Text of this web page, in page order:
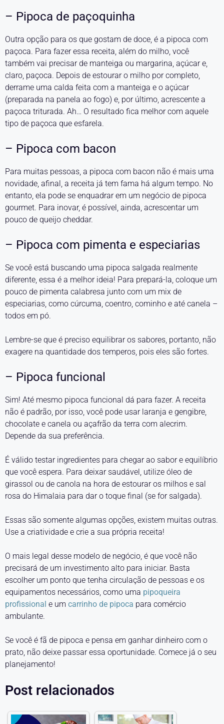
– Pipoca de paçoquinha
Outra opção para os que gostam de doce, é a pipoca com
paçoca. Para fazer essa receita, além do milho, você
também vai precisar de manteiga ou margarina, açúcar e,
claro, paçoca. Depois de estourar o milho por completo,
derrame uma calda feita com a manteiga e o açúcar
(preparada na panela ao fogo) e, por último, acrescente a
paçoca triturada. Ah… O resultado fica melhor com aquele
tipo de paçoca que esfarela.
– Pipoca com bacon
Para muitas pessoas, a pipoca com bacon não é mais uma
novidade, afinal, a receita já tem fama há algum tempo. No
entanto, ela pode se enquadrar em um negócio de pipoca
gourmet. Para inovar, é possível, ainda, acrescentar um
pouco de queijo cheddar.
– Pipoca com pimenta e especiarias
Se você está buscando uma pipoca salgada realmente
diferente, essa é a melhor ideia! Para prepará-la, coloque um
pouco de pimenta calabresa junto com um mix de
especiarias, como cúrcuma, coentro, cominho e até canela –
todos em pó.
Lembre-se que é preciso equilibrar os sabores, portanto, não
exagere na quantidade dos temperos, pois eles são fortes.
– Pipoca funcional
Sim! Até mesmo pipoca funcional dá para fazer. A receita
não é padrão, por isso, você pode usar laranja e gengibre,
chocolate e canela ou açafrão da terra com alecrim.
Depende da sua preferência.
É válido testar ingredientes para chegar ao sabor e equilíbrio
que você espera. Para deixar saudável, utilize óleo de
girassol ou de canola na hora de estourar os milhos e sal
rosa do Himalaia para dar o toque final (se for salgada).
Essas são somente algumas opções, existem muitas outras.
Use a criatividade e crie a sua própria receita!
O mais legal desse modelo de negócio, é que você não
precisará de um investimento alto para iniciar. Basta
escolher um ponto que tenha circulação de pessoas e os
equipamentos necessários, como uma pipoqueira
profissional e um carrinho de pipoca para comércio
ambulante.
Se você é fã de pipoca e pensa em ganhar dinheiro com o
prato, não deixe passar essa oportunidade. Comece já o seu
planejamento!
Post relacionados